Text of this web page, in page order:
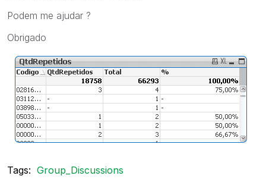
Podem me ajudar ?
Obrigado
Tags: Group_Discussions